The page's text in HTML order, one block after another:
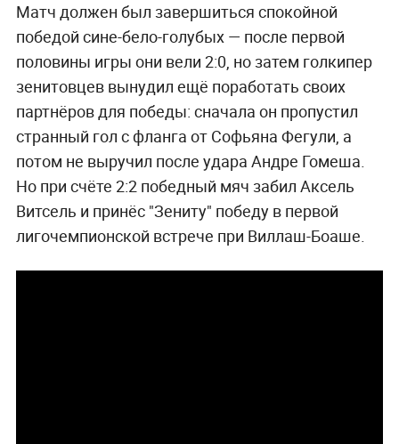
Матч должен был завершиться спокойной
победой сине-бело-голубых — после первой
половины игры они вели 2:0, но затем голкипер
зенитовцев вынудил ещё поработать своих
партнёров для победы: сначала он пропустил
странный гол с фланга от Софьяна Фегули, а
потом не выручил после удара Андре Гомеша.
Но при счёте 2:2 победный мяч забил Аксель
Витсель и принёс "Зениту" победу в первой
лигочемпионской встрече при Виллаш-Боаше.